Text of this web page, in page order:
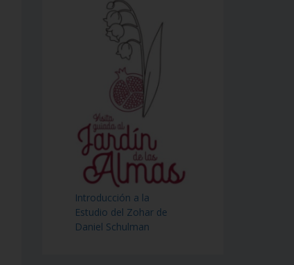
Introducción a la
Estudio del Zohar de
Daniel Schulman